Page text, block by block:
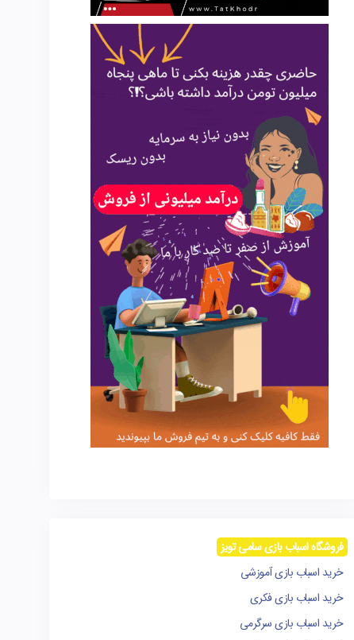
فروشگاه اسباب بازی سامی تویز
خرید اسباب بازی آموزشی
خرید اسباب بازی فکری
خرید اسباب بازی سرگرمی